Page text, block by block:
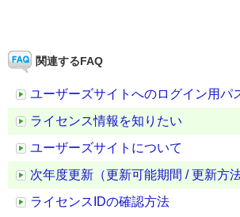
関連するFAQ
ユーザーズサイトへのログイン用パ
ライセンス情報を知りたい
ユーザーズサイトについて
次年度更新（更新可能期間 / 更新方
ライセンスIDの確認方法